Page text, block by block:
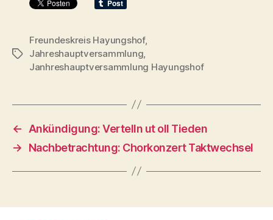
Schlagwörter
Freundeskreis Hayungshof,
Jahreshauptversammlung
Janhreshauptversammlung Hayungshof
←
Ankündigung: Vertelln ut oll Tieden
→
Nachbetrachtung: Chorkonzert Taktwechsel